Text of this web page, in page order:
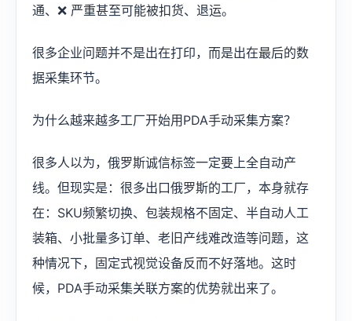
通、❌ 严重甚至可能被扣货、退运。
很多企业问题并不是出在打印，而是出在最后的数
据采集环节。
为什么越来越多工厂开始用PDA手动采集方案？
很多人以为，俄罗斯诚信标签一定要上全自动产
线。但现实是：很多出口俄罗斯的工厂，本身就存
在：SKU频繁切换、包装规格不固定、半自动人工
装箱、小批量多订单、老旧产线难改造等问题，这
种情况下，固定式视觉设备反而不好落地。这时
候，PDA手动采集关联方案的优势就出来了。